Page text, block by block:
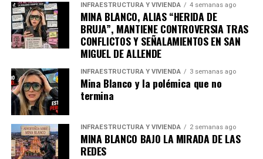
INFRAESTRUCTURA Y VIVIENDA 4 semanas ago
MINA BLANCO, ALIAS “HERIDA DE
BRUJA”, MANTIENE CONTROVERSIA TRAS
CONFLICTOS Y SEÑALAMIENTOS EN SAN
MIGUEL DE ALLENDE
INFRAESTRUCTURA Y VIVIENDA 3 semanas ago
Mina Blanco y la polémica que no
termina
INFRAESTRUCTURA Y VIVIENDA 2 semanas ago
MINA BLANCO BAJO LA MIRADA DE LAS
REDES